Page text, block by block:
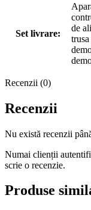
Set livrare:
de
Recenzii (0)
Recenzii
Nu există recenzii
Numai clienții
scrie o recenzie.
Produse